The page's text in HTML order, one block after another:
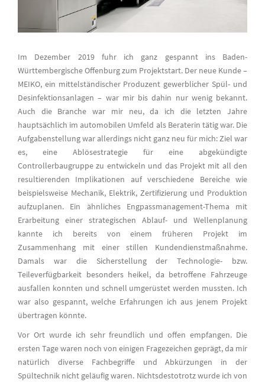
Im Dezember 2019 fuhr ich ganz gespannt ins Baden-
Württembergische Offenburg zum Projektstart. Der neue Kunde –
MEIKO, ein mittelständischer Produzent gewerblicher Spül- und
Desinfektionsanlagen – war mir bis dahin nur wenig bekannt.
Auch die Branche war mir neu, da ich die letzten Jahre
hauptsächlich im automobilen Umfeld als Beraterin tätig war. Die
Aufgabenstellung war allerdings nicht ganz neu für mich: Ziel war
es, eine Ablösestrategie für eine abgekündigte
Controllerbaugruppe zu entwickeln und das Projekt mit all den
resultierenden Implikationen auf verschiedene Bereiche wie
beispielsweise Mechanik, Elektrik, Zertifizierung und Produktion
aufzuplanen. Ein ähnliches Engpassmanagement-Thema mit
Erarbeitung einer strategischen Ablauf- und Wellenplanung
kannte ich bereits von einem früheren Projekt im
Zusammenhang mit einer stillen Kundendienstmaßnahme.
Damals war die Sicherstellung der Technologie- bzw.
Teileverfügbarkeit besonders heikel, da betroffene Fahrzeuge
ausfallen konnten und schnell umgerüstet werden mussten. Ich
war also gespannt, welche Erfahrungen ich aus jenem Projekt
übertragen könnte.
Vor Ort wurde ich sehr freundlich und offen empfangen. Die
ersten Tage waren noch von einigen Fragezeichen geprägt, da mir
natürlich diverse Fachbegriffe und Abkürzungen in der
Spültechnik nicht geläufig waren. Nichtsdestotrotz wurde ich von